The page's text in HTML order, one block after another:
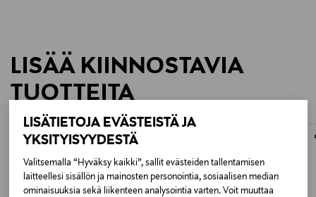
LISÄTIETOJA EVÄSTEISTÄ JA
YKSITYISYYDESTÄ
Valitsemalla “Hyväksy kaikki”, sallit evästeiden tallentamisen
laitteellesi sisällön ja mainosten personointia, sosiaalisen median
ominaisuuksia sekä liikenteen analysointia varten. Voit muuttaa
* Pakkasenkestävä: -10 °C
* Kuvakenno: 16 MP CMOS, ISO 125–6400
* 5x optinen zoom, 28–140 mm kinovast.
* Valovoima: F3.5–5.5
* Tallennusmuoto: JPEG
LISÄÄ KIINNOSTAVIA
TUOTTEITA
ONLINE EXCLUSIVE